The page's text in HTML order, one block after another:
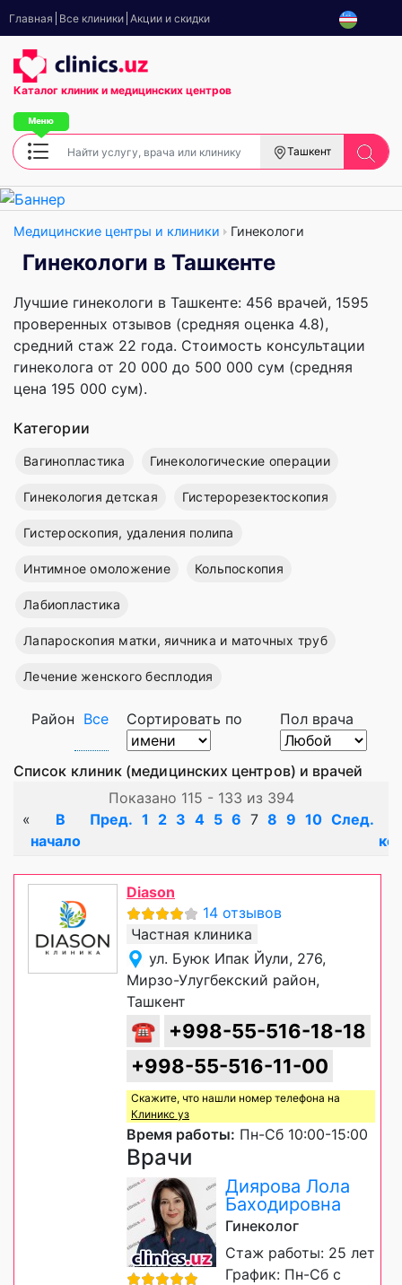
Главная Все клиники Акции и скидки
Каталог клиник и медицинских центров
Ташкент
Медицинские центры и клиники Гинекологи
Гинекологи в Ташкенте
Лучшие гинекологи в Ташкенте: 456 врачей, 1595
проверенных отзывов (средняя оценка 4.8),
cредний стаж 22 года. Стоимость консультации
гинеколога от 20 000 до 500 000 сум (средняя
цена 195 000 сум).
Категории
Вагинопластика Гинекологические операции
Гинекология детская Гистерорезектоскопия
Гистероскопия, удаления полипа
Интимное омоложение Кольпоскопия
Лабиопластика
Лапароскопия матки, яичника и маточных труб
Лечение женского бесплодия
Район Все Сортировать по Пол врача
Список клиник (медицинских центров) и врачей
Показано 115 - 133 из 394
«
В
начало
Пред. 1 2 3 4 5 6 7 8 9 10 След.
Diason
14 отзывов
Частная клиника
ул. Буюк Ипак Йули, 276,
Мирзо-Улугбекский район,
Ташкент
☎
+998-55-516-18-18
+998-55-516-11-00
Скажите, что нашли номер телефона на
Клиникс уз
Время работы: Пн-Сб 10:00-15:00
Врачи
Диярова Лола
Баходировна
Гинеколог
Стаж работы: 25 лет
График: Пн-Сб с